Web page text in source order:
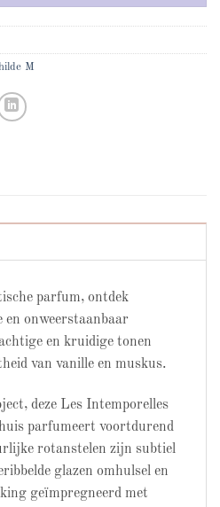
M
parfum, ontdek
en onweerstaanbaar
en kruidige tonen
van vanille en muskus.
deze Les Intemporelles
parfumeert voortdurend
rotanstelen zijn subtiel
glazen omhulsel en
geïmpregneerd met